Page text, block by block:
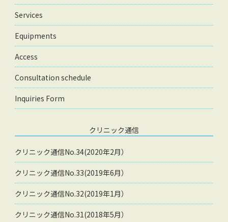
Services
Equipments
Access
Consultation schedule
Inquiries Form
クリニック通信
クリニック通信No.34(2020年2月）
クリニック通信No.33(2019年6月）
クリニック通信No.32(2019年1月）
クリニック通信No.31(2018年5月）